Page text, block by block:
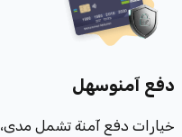
دفع آمنوسهل
خيارات دفع آمنة تشمل مدى،